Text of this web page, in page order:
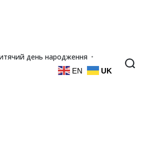
день народження
EN UK